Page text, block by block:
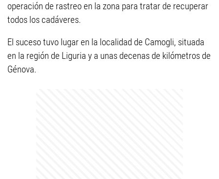
operación de rastreo en la zona para tratar de recuperar
todos los cadáveres.
El suceso tuvo lugar en la localidad de Camogli, situada
en la región de Liguria y a unas decenas de kilómetros de
Génova.